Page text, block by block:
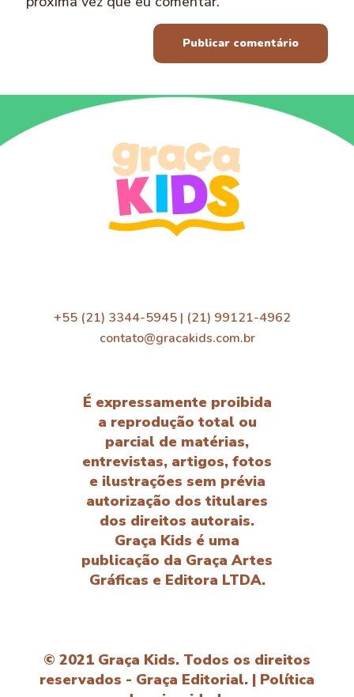
+55 (21) 3344-5945 | (21) 99121-4962
contato@gracakids.com.br
É expressamente proibida
a reprodução total ou
parcial de matérias,
entrevistas, artigos, fotos
e ilustrações sem prévia
autorização dos titulares
dos direitos autorais.
Graça Kids é uma
publicação da Graça Artes
Gráficas e Editora LTDA.
© 2021 Graça Kids. Todos os direitos
reservados - Graça Editorial. | Política